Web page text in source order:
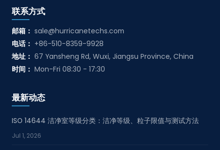
联系方式
邮箱： sale@hurricanetechs.com
电话： +86-510-8359-9928
地址： 67 Yansheng Rd, Wuxi, Jiangsu Province, China
时间： Mon-Fri 08:30 - 17:30
最新动态
ISO 14644 洁净室等级分类：洁净等级、粒子限值与测试方法
Jul 1, 2026